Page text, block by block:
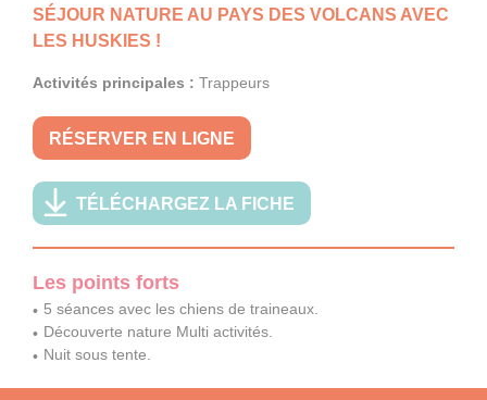
SÉJOUR NATURE AU PAYS DES VOLCANS AVEC
LES HUSKIES !
Activités principales : Trappeurs
RÉSERVER EN LIGNE
TÉLÉCHARGEZ LA FICHE
Les points forts
5 séances avec les chiens de traineaux.
Découverte nature Multi activités.
Nuit sous tente.